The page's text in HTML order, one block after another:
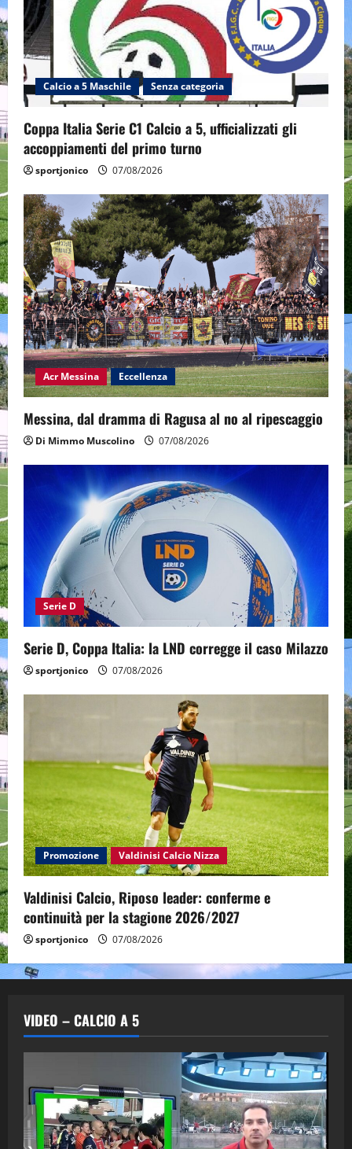
Calcio a 5 Maschile Senza categoria
Coppa Italia Serie C1 Calcio a 5, ufficializzati gli
accoppiamenti del primo turno
sportjonico 07/08/2026
Acr Messina Eccellenza
Messina, dal dramma di Ragusa al no al ripescaggio
Di Mimmo Muscolino 07/08/2026
Serie D
Serie D, Coppa Italia: la LND corregge il caso Milazzo
sportjonico 07/08/2026
Promozione Valdinisi Calcio Nizza
Valdinisi Calcio, Riposo leader: conferme e
continuità per la stagione 2026/2027
sportjonico 07/08/2026
VIDEO – CALCIO A 5